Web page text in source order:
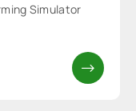
Simulator